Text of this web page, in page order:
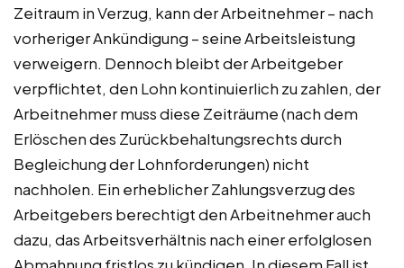
Zeitraum in Verzug, kann der Arbeitnehmer – nach
vorheriger Ankündigung – seine Arbeitsleistung
verweigern. Dennoch bleibt der Arbeitgeber
verpflichtet, den Lohn kontinuierlich zu zahlen, der
Arbeitnehmer muss diese Zeiträume (nach dem
Erlöschen des Zurückbehaltungsrechts durch
Begleichung der Lohnforderungen) nicht
nachholen. Ein erheblicher Zahlungsverzug des
Arbeitgebers berechtigt den Arbeitnehmer auch
dazu, das Arbeitsverhältnis nach einer erfolglosen